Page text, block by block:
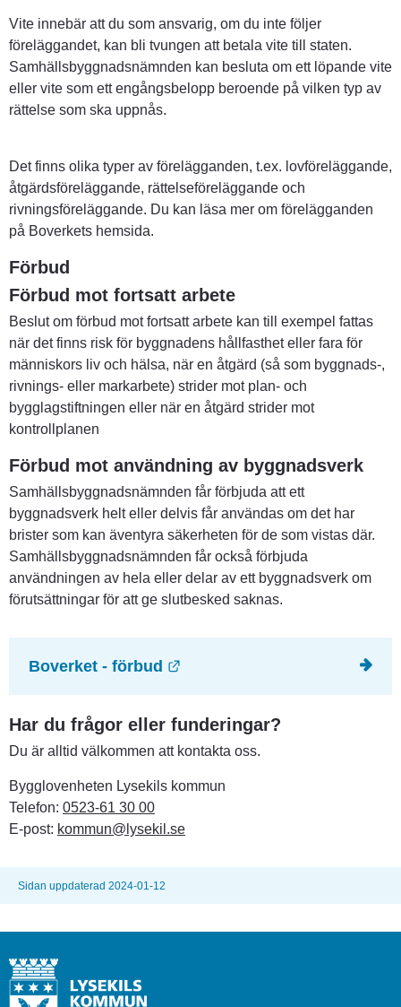
Vite innebär att du som ansvarig, om du inte följer
föreläggandet, kan bli tvungen att betala vite till staten.
Samhällsbyggnadsnämnden kan besluta om ett löpande vite
eller vite som ett engångsbelopp beroende på vilken typ av
rättelse som ska uppnås.
Det finns olika typer av förelägganden, t.ex. lovföreläggande,
åtgärdsföreläggande, rättelseföreläggande och
rivningsföreläggande. Du kan läsa mer om förelägganden
på Boverkets hemsida.
Förbud
Förbud mot fortsatt arbete
Beslut om förbud mot fortsatt arbete kan till exempel fattas
när det finns risk för byggnadens hållfasthet eller fara för
människors liv och hälsa, när en åtgärd (så som byggnads-,
rivnings- eller markarbete) strider mot plan- och
bygglagstiftningen eller när en åtgärd strider mot
kontrollplanen
Förbud mot användning av byggnadsverk
Samhällsbyggnadsnämnden får förbjuda att ett
byggnadsverk helt eller delvis får användas om det har
brister som kan äventyra säkerheten för de som vistas där.
Samhällsbyggnadsnämnden får också förbjuda
användningen av hela eller delar av ett byggnadsverk om
förutsättningar för att ge slutbesked saknas.
Boverket - förbud Länk till annan webbplats.
Har du frågor eller funderingar?
Du är alltid välkommen att kontakta oss.
Bygglovenheten Lysekils kommun
Telefon: 0523-61 30 00
E-post: kommun@lysekil.se
Sidan uppdaterad 2024-01-12